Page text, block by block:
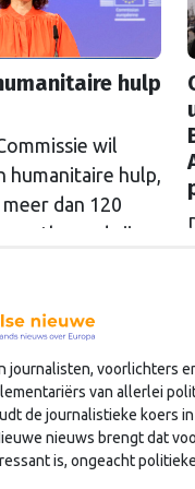
hulp
wil
humanitaire hulp,
dan 120
ontheemd zijn
journalisten, voorlichters
van allerlei
de journalistieke koers
nieuws brengt dat
is, ongeacht